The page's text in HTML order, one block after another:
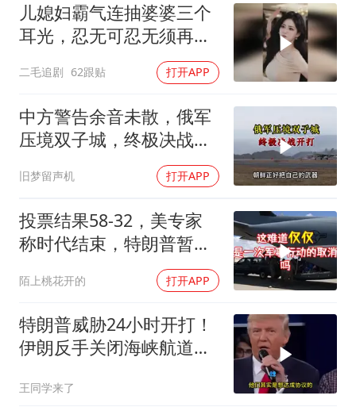
儿媳妇霸气连抽婆婆三个
耳光，忍无可忍无须再
二毛追剧 62跟贴 打开APP
中方警告余音未散，俄军
压境双子城，终极决战开
旧梦留声机 打开APP
投票结果58-32，美专家
称时代结束，特朗普暂不
陌上桃花开的 打开APP
特朗普威胁24小时开打！
伊朗反手关闭海峡航道，
王同学来了